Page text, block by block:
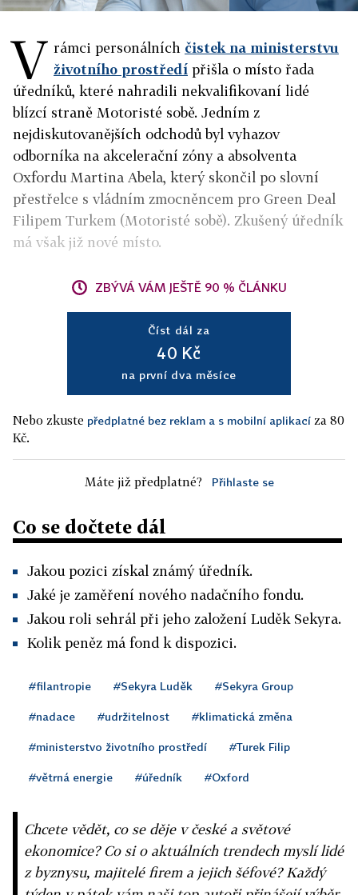
V rámci personálních čistek na ministerstvu
životního prostředí přišla o místo řada
úředníků, které nahradili nekvalifikovaní lidé
blízcí straně Motoristé sobě. Jedním z
nejdiskutovanějších odchodů byl vyhazov
odborníka na akcelerační zóny a absolventa
Oxfordu Martina Abela, který skončil po slovní
přestřelce s vládním zmocněncem pro Green Deal
Filipem Turkem (Motoristé sobě). Zkušený úředník
má však již nové místo.
ZBÝVÁ VÁM JEŠTĚ 90 % ČLÁNKU
Číst dál za
40 Kč
na první dva měsíce
Nebo zkuste předplatné bez reklam a s mobilní aplikací za 80
Kč.
Máte již předplatné? Přihlaste se
Co se dočtete dál
Jakou pozici získal známý úředník.
Jaké je zaměření nového nadačního fondu.
Jakou roli sehrál při jeho založení Luděk Sekyra.
Kolik peněz má fond k dispozici.
#filantropie #Sekyra Luděk #Sekyra Group
#nadace #udržitelnost #klimatická změna
#ministerstvo životního prostředí #Turek Filip
#větrná energie #úředník #Oxford
Chcete vědět, co se děje v české a světové
ekonomice? Co si o aktuálních trendech myslí lidé
z byznysu, majitelé firem a jejich šéfové? Každý